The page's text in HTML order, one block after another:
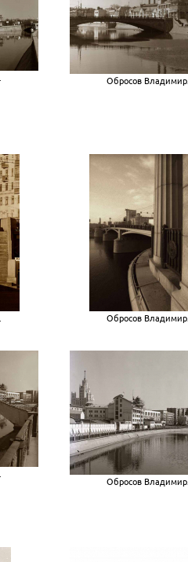
Обросов Владимир.
Обросов Владимир.
Обросов Владимир.